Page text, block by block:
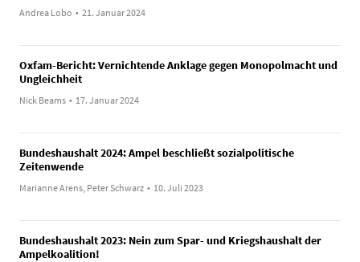
Andrea Lobo • 21. Januar 2024
Oxfam-Bericht: Vernichtende Anklage gegen Monopolmacht und
Ungleichheit
Nick Beams • 17. Januar 2024
Bundeshaushalt 2024: Ampel beschließt sozialpolitische
Zeitenwende
Marianne Arens, Peter Schwarz • 10. Juli 2023
Bundeshaushalt 2023: Nein zum Spar- und Kriegshaushalt der
Ampelkoalition!